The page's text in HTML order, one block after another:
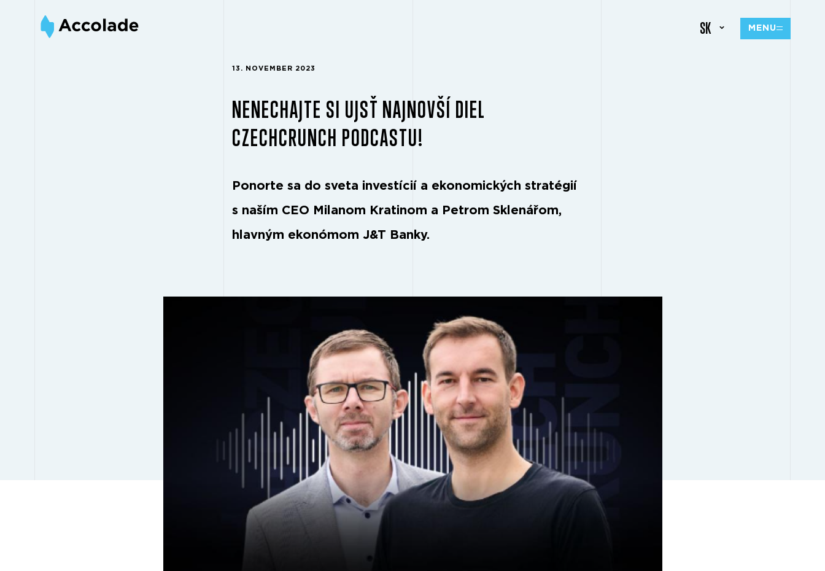
SK MENU
13. NOVEMBER 2023
NENECHAJTE SI UJSŤ NAJNOVŠÍ DIEL
CZECHCRUNCH PODCASTU!
Ponorte sa do sveta investícií a ekonomických stratégií
s naším CEO Milanom Kratinom a Petrom Sklenářom,
hlavným ekonómom J&T Banky.